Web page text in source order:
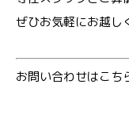
ぜひお気軽にお越し
お問い合わせはこち